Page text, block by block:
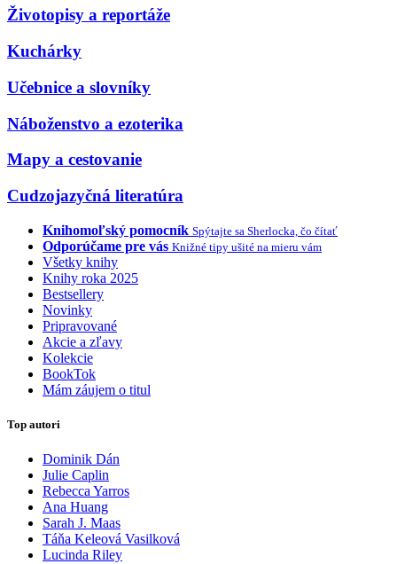
Životopisy a reportáže
Kuchárky
Učebnice a slovníky
Náboženstvo a ezoterika
Mapy a cestovanie
Cudzojazyčná literatúra
Knihomoľský pomocník Spýtajte sa Sherlocka, čo čítať
Odporúčame pre vás Knižné tipy ušité na mieru vám
Všetky knihy
Knihy roka 2025
Bestsellery
Novinky
Pripravované
Akcie a zľavy
Kolekcie
BookTok
Mám záujem o titul
Top autori
Dominik Dán
Julie Caplin
Rebecca Yarros
Ana Huang
Sarah J. Maas
Táňa Keleová Vasilková
Lucinda Riley